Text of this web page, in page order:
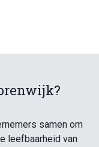
samen om
leefbaarheid van